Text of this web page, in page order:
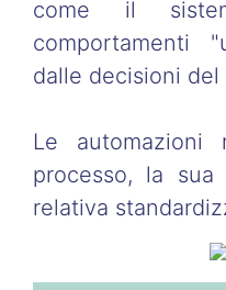
come il
comportamenti
dalle decisioni del
Le automazioni
processo, la
relativa